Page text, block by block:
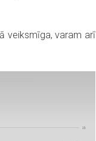
veiksmīga, varam arī